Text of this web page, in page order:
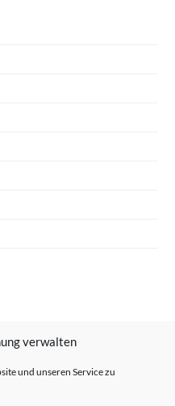
verwalten
und unseren Service zu